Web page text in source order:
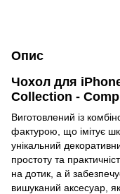
Опис
Чохол для
Collection -
Виготовлений із
фактурою, що імітує
унікальний
простоту та
на дотик, а й
вишуканий аксесуар,